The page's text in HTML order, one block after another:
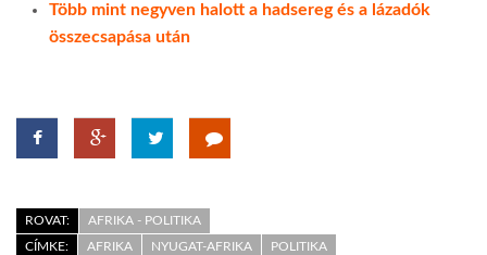
Több mint negyven halott a hadsereg és a lázadók
összecsapása után
ROVAT:
AFRIKA - POLITIKA
CÍMKE:
AFRIKA NYUGAT-AFRIKA POLITIKA